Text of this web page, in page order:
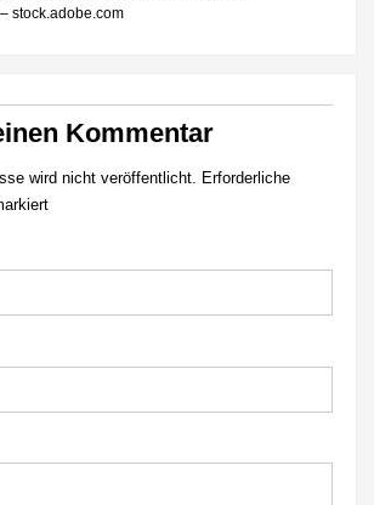
stock.adobe.com
Kommentar
wird nicht veröffentlicht. Erforderliche